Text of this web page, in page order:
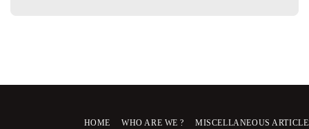
HOME WHO ARE WE ?
MISCELLANEOUS